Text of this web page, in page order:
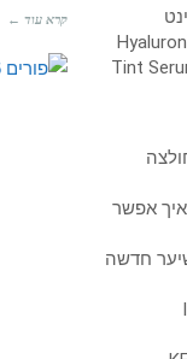
קרא עוד ←
על חולצה
אפשר
חדשה